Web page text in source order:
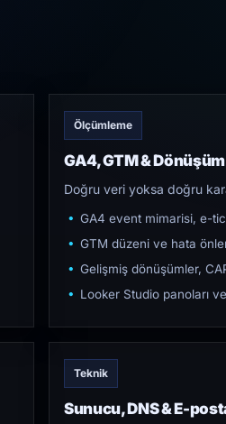
Ölçümleme
GA4, GTM &
Doğru veri yoksa doğru
GA4 event mimarisi, e-
GTM düzeni ve hata
Gelişmiş dönüşümler,
Looker Studio panoları
Teknik
Sunucu, DNS & E-